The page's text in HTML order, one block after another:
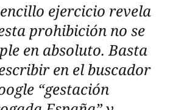
ejercicio revela
prohibición no se
en absoluto. Basta
en el buscador
“gestación